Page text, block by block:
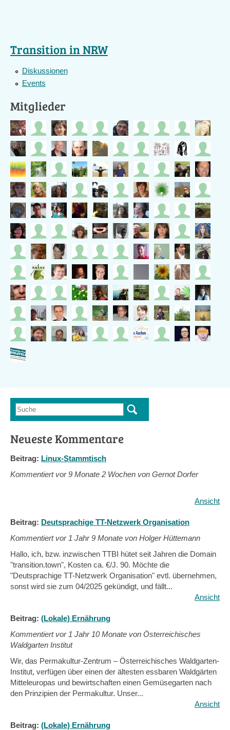
Transition in NRW
Diskussionen
Events
Mitglieder
Suchformular
Suche
Neueste Kommentare
Beitrag: Linux-Stammtisch
Kommentiert vor9 Monate 2 Wochen von Gernot Dorfer
Ansicht
Beitrag: Deutsprachige TT-Netzwerk Organisation
Kommentiert vor 1 Jahr 9 Monate von Holger Hüttemann
Hallo, ich, bzw. inzwischen TTBI hütet seit Jahren die Domain
"transition.town", Kosten ca. €/J. 90. Möchte die
"Deutsprachige TT-Netzwerk Organisation" evtl. übernehmen,
sonst wird sie zum 04/2025 gekündigt, und fällt...
Ansicht
Beitrag: (Lokale) Ernährung
Kommentiert vor 1 Jahr 10 Monate von Österreichisches
Waldgarten Institut
Wir, das Permakultur-Zentrum – Österreichisches Waldgarten-
Institut, verfügen über einen der ältesten essbaren Waldgärten
Mitteleuropas und bewirtschaften einen Gemüsegarten nach
den Prinzipien der Permakultur. Unser...
Ansicht
Beitrag: (Lokale) Ernährung